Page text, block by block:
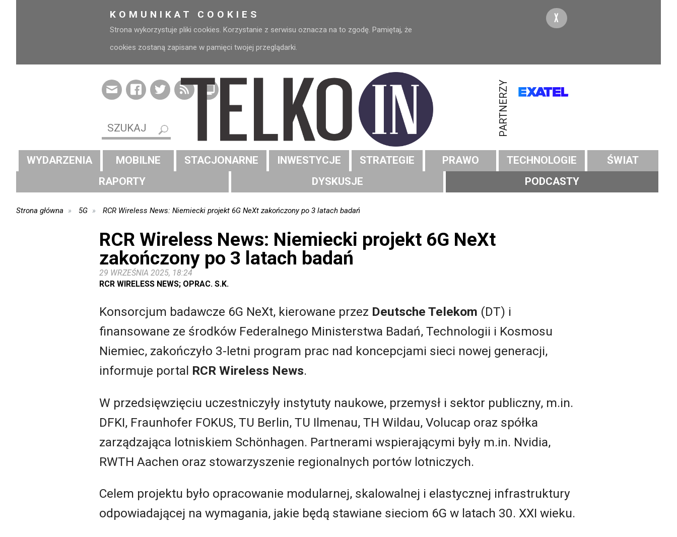
KOMUNIKAT COOKIES
Strona wykorzystuje pliki cookies. Korzystanie z serwisu oznacza na to zgodę. Pamiętaj, że
cookies zostaną zapisane w pamięci twojej przeglądarki.
X
PARTNERZY
WYDARZENIA MOBILNE STACJONARNE INWESTYCJE STRATEGIE PRAWO TECHNOLOGIE
ŚWIAT
RAPORTY
DYSKUSJE PODCASTY
Strona główna 5G RCR Wireless News: Niemiecki projekt 6G NeXt zakończony po 3 latach badań
RCR Wireless News: Niemiecki projekt 6G NeXt
zakończony po 3 latach badań
29 WRZEŚNIA 2025, 18:24
RCR WIRELESS NEWS; OPRAC. S.K.
Konsorcjum badawcze 6G NeXt, kierowane przez Deutsche Telekom (DT) i
finansowane ze środków Federalnego Ministerstwa Badań, Technologii i Kosmosu
Niemiec, zakończyło 3-letni program prac nad koncepcjami sieci nowej generacji,
informuje portal RCR Wireless News.
W przedsięwzięciu uczestniczyły instytuty naukowe, przemysł i sektor publiczny, m.in.
DFKI, Fraunhofer FOKUS, TU Berlin, TU Ilmenau, TH Wildau, Volucap oraz spółka
zarządzająca lotniskiem Schönhagen. Partnerami wspierającymi były m.in. Nvidia,
RWTH Aachen oraz stowarzyszenie regionalnych portów lotniczych.
Celem projektu było opracowanie modularnej, skalowalnej i elastycznej infrastruktury
odpowiadającej na wymagania, jakie będą stawiane sieciom 6G w latach 30. XXI wieku.